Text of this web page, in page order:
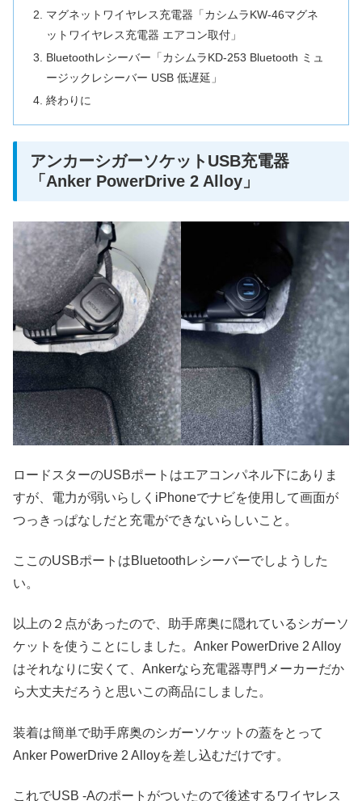
マグネットワイヤレス充電器「カシムラKW-46マグネ
ットワイヤレス充電器 エアコン取付」
Bluetoothレシーバー「カシムラKD-253 Bluetooth ミュ
ージックレシーバー USB 低遅延」
終わりに
アンカーシガーソケットUSB充電器
「Anker PowerDrive 2 Alloy」
ロードスターのUSBポートはエアコンパネル下にありま
すが、電力が弱いらしくiPhoneでナビを使用して画面が
つっきっぱなしだと充電ができないらしいこと。
ここのUSBポートはBluetoothレシーバーでしようした
い。
以上の２点があったので、助手席奥に隠れているシガーソ
ケットを使うことにしました。Anker PowerDrive 2 Alloy
はそれなりに安くて、Ankerなら充電器専門メーカーだか
ら大丈夫だろうと思いこの商品にしました。
装着は簡単で助手席奥のシガーソケットの蓋をとって
Anker PowerDrive 2 Alloyを差し込むだけです。
これでUSB -Aのポートがついたので後述するワイヤレス